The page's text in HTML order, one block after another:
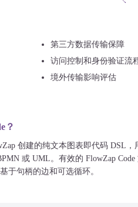
第三方数据传输保障
访问控制和身份验证流
境外传输影响评估
？
创建的纯文本图表即代码 DSL
或 UML。有效的 FlowZap
于句柄的边和可选循环。